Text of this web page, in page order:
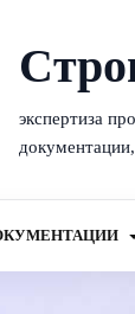
экспертиза